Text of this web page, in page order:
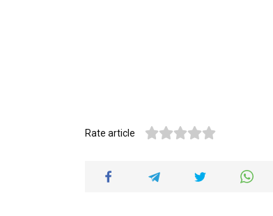
Rate article